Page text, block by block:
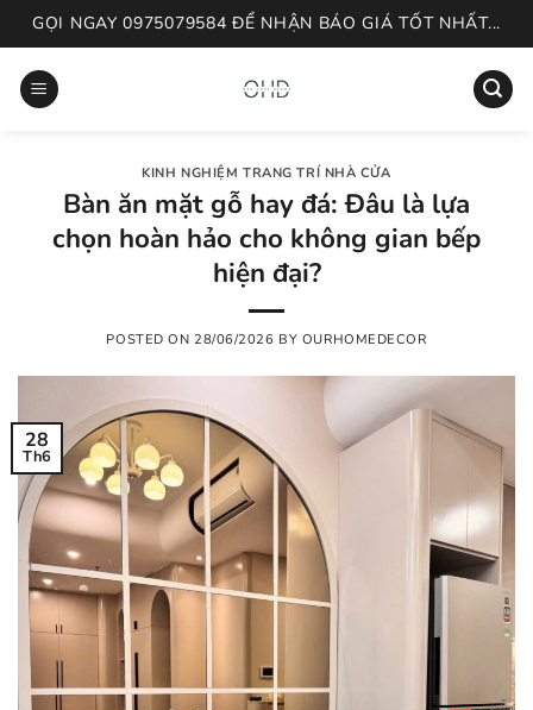
Skip
to
content
GỌI NGAY 0975079584 ĐỂ NHẬN BÁO GIÁ TỐT NHẤT...
KINH NGHIỆM TRANG TRÍ NHÀ CỬA
Bàn ăn mặt gỗ hay đá: Đâu là lựa
chọn hoàn hảo cho không gian bếp
hiện đại?
POSTED ON 28/06/2026 BY OURHOMEDECOR
28
Th6